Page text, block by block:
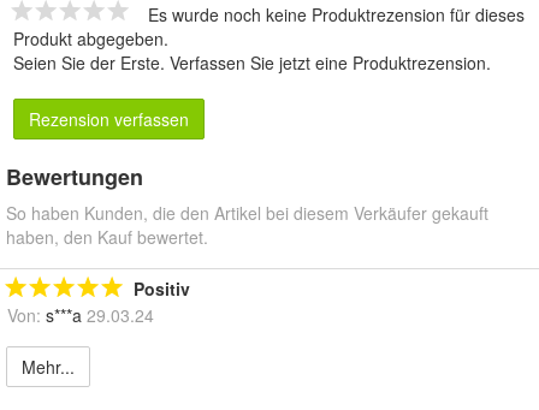
Es wurde noch keine Produktrezension für dieses
Produkt abgegeben.
Seien Sie der Erste. Verfassen Sie jetzt eine Produktrezension.
Rezension verfassen
Bewertungen
So haben Kunden, die den Artikel bei diesem Verkäufer gekauft
haben, den Kauf bewertet.
Positiv
Von: s***a 29.03.24
Mehr...